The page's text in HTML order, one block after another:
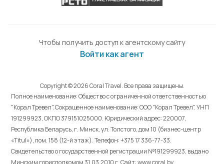
Чтобы получить доступ к агентскому сайту
Войти как агент
Copyright © 2026 Coral Travel. Все права защищены.
Полное наименование: Общество с ограниченной ответственностью
"Корал Тревел". Сокращенное наименование: ООО "Корал Тревел". УНП
191299923, ОКПО 379151025000. Юридический адрес: 220007,
Республика Беларусь, г. Минск, ул. Толстого, дом 10 (бизнес-центр
«Titul»), пом. 158 (12-й этаж). Телефон: +375 17 336-77-33.
Свидетельство о государственной регистрации №191299923, выдано
Минским горисполкомом 31.03.2010 г. Cайт: www.coral.by.